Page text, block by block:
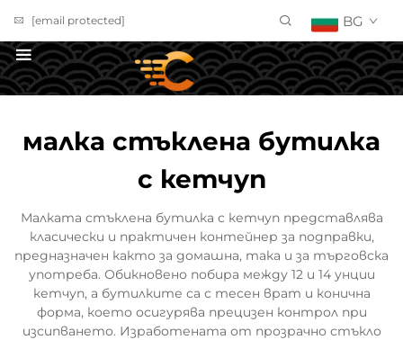
[email protected] BG
малка стъклена бутилка
с кетчуп
Малката стъклена бутилка с кетчуп представлява
класически и практичен контейнер за подправки,
предназначен както за домашна, така и за търговска
употреба. Обикновено побира между 12 и 14 унции
кетчуп, а бутилките са с тесен врат и конична
форма, което осигурява прецизен контрол при
изсипването. Изработената от прозрачно стъкло